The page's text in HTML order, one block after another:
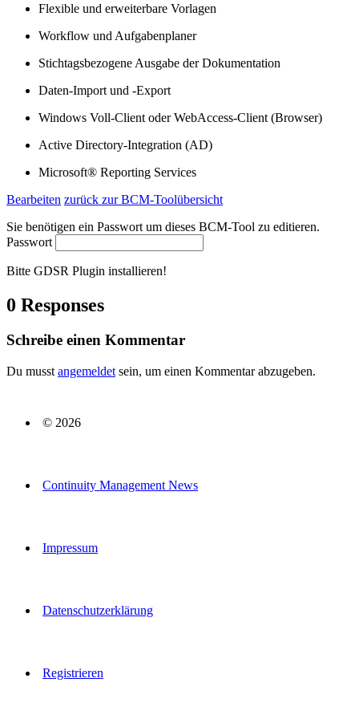
Flexible und erweiterbare Vorlagen
Workflow und Aufgabenplaner
Stichtagsbezogene Ausgabe der Dokumentation
Daten-Import und -Export
Windows Voll-Client oder WebAccess-Client (Browser)
Active Directory-Integration (AD)
Microsoft® Reporting Services
Bearbeiten zurück zur BCM-Toolübersicht
Sie benötigen ein Passwort um dieses BCM-Tool zu editieren.
Passwort
Bitte GDSR Plugin installieren!
0 Responses
Schreibe einen Kommentar
Du musst angemeldet sein, um einen Kommentar abzugeben.
© 2026
Continuity Management News
Impressum
Datenschutzerklärung
Registrieren